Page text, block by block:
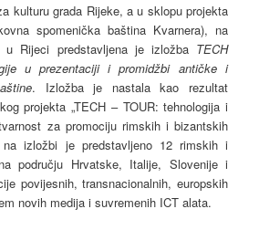
kulturu grada Rijeke, a u sklopu projekta
spomenička baština Kvarnera), na
u Rijeci predstavljena je izložba TECH
u prezentaciji i promidžbi antičke i
. Izložba je nastala kao rezultat
projekta „TECH – TOUR: tehnologija i
za promociju rimskih i bizantskih
na izložbi je predstavljeno 12 rimskih i
području Hrvatske, Italije, Slovenije i
povijesnih, transnacionalnih, europskih
novih medija i suvremenih ICT alata.